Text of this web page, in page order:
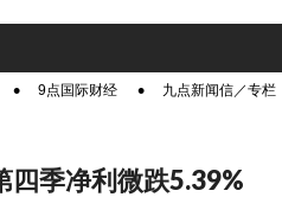
9点国际财经 九点新闻信／专栏
四季净利微跌5.39%